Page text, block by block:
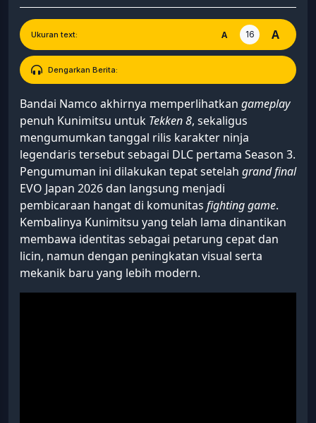
Ukuran text: A 16 A
Dengarkan Berita:
Bandai Namco akhirnya memperlihatkan gameplay
penuh Kunimitsu untuk Tekken 8, sekaligus
mengumumkan tanggal rilis karakter ninja
legendaris tersebut sebagai DLC pertama Season 3.
Pengumuman ini dilakukan tepat setelah grand final
EVO Japan 2026 dan langsung menjadi
pembicaraan hangat di komunitas fighting game.
Kembalinya Kunimitsu yang telah lama dinantikan
membawa identitas sebagai petarung cepat dan
licin, namun dengan peningkatan visual serta
mekanik baru yang lebih modern.